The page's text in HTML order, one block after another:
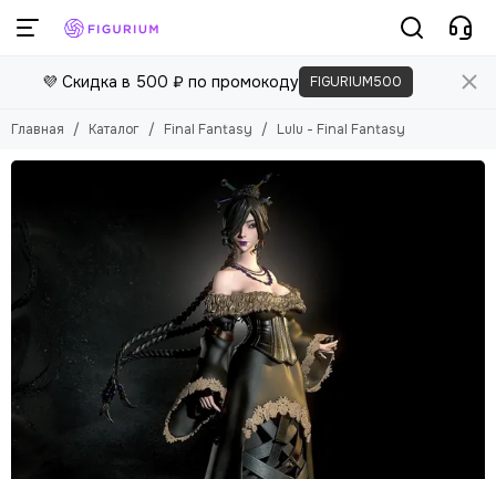
💜 Скидка в 500 ₽ по промокоду FIGURIUM500
Главная Каталог Final Fantasy Lulu - Final Fantasy